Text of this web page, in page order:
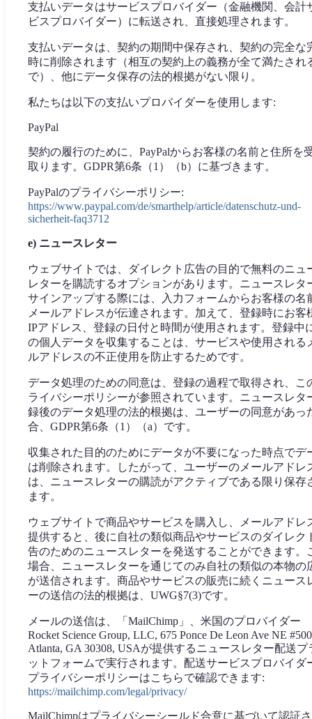
支払いデータはサービスプロバイダー（金融機関、会計
ビスプロバイダー）に転送され、直接処理されます。
支払いデータは、契約の期間中保存され、契約の完全な
時に削除されます（相互の契約上の義務が全て満たされ
で）、他にデータ保存の法的根拠がない限り。
私たちは以下の支払いプロバイダーを使用します:
PayPal
契約の履行のために、PayPalからお客様の名前と住所を
取ります。GDPR第6条（1）（b）に基づきます。
PayPalのプライバシーポリシー:
https://www.paypal.com/de/smarthelp/article/datenschutz-und-
sicherheit-faq3712
e) ニュースレター
ウェブサイトでは、ダイレクト広告の目的で無料のニュ
レターを購読するオプションがあります。ニュースレタ
サインアップする際には、入力フォームからお客様の名
メールアドレスが伝達されます。加えて、登録時にお客
IPアドレス、登録の日付と時間が使用されます。登録中
の個人データを収集することは、サービスや使用される
ルアドレスの不正使用を防止するためです。
データ処理のための同意は、登録の過程で取得され、こ
ライバシーポリシーが参照されています。ニュースレタ
録後のデータ処理の法的根拠は、ユーザーの同意があっ
合、GDPR第6条（1）（a）です。
収集された目的のためにデータが不要になった時点でデ
は削除されます。したがって、ユーザーのメールアドレ
は、ニュースレターの購読がアクティブである限り保存
ます。
ウェブサイトで商品やサービスを購入し、メールアドレ
提供すると、後に自社の類似商品やサービスのダイレク
告のためのニュースレターを発送することができます。
場合、ニュースレターを通じてのみ自社の類似の本物の
が送信されます。商品やサービスの販売に続くニュース
ーの送信の法的根拠は、UWG§7(3)です。
メールの送信は、「MailChimp」、米国のプロバイダー
Rocket Science Group, LLC, 675 Ponce De Leon Ave NE
Atlanta, GA 30308, USAが提供するニュースレター配送プ
ットフォームで実行されます。配送サービスプロバイダ
プライバシーポリシーはこちらで確認できます:
https://mailchimp.com/legal/privacy/
MailChimpはプライバシーシールド合意に基づいて認証